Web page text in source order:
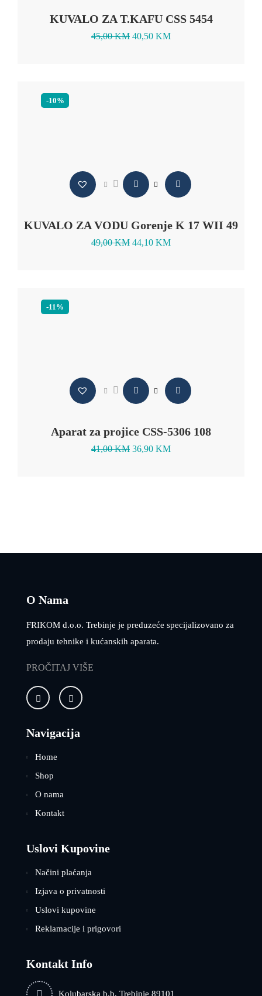
KUVALO ZA T.KAFU CSS 5454
45,00KM 40,50 KM
-10%
KUVALO ZA VODU Gorenje K 17 WII 49
49,00KM 44,10 KM
-11%
Aparat za projice CSS-5306 108
41,00KM 36,90 KM
O Nama
FRIKOM d.o.o. Trebinje je preduzeće specijalizovano za
prodaju tehnike i kućanskih aparata.
PROČITAJ VIŠE
Navigacija
Home
Shop
O nama
Kontakt
Uslovi Kupovine
Načini plaćanja
Izjava o privatnosti
Uslovi kupovine
Reklamacije i prigovori
Kontakt Info
Kolubarska b.b, Trebinje 89101